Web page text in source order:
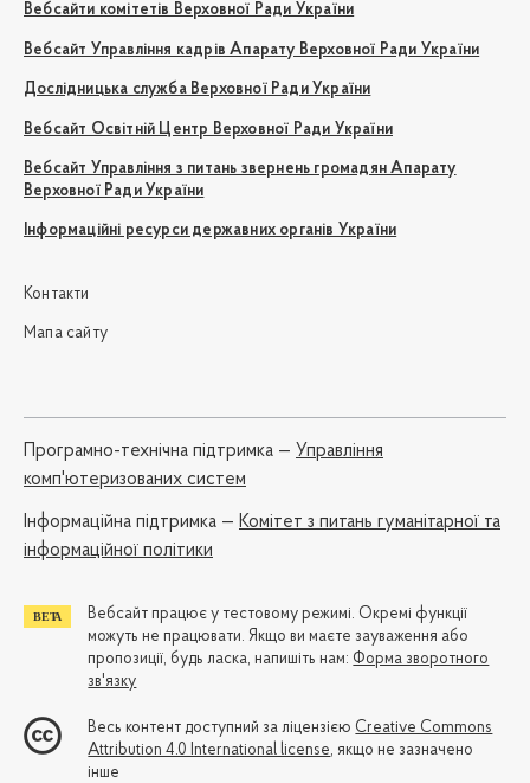
Вебсайти комітетів Верховної Ради України
Вебсайт Управління кадрів Апарату Верховної Ради України
Дослідницька служба Верховної Ради України
Вебсайт Освітній Центр Верховної Ради України
Вебсайт Управління з питань звернень громадян Апарату
Верховної Ради України
Інформаційні ресурси державних органів України
Контакти
Мапа сайту
Програмно-технічна підтримка — Управління
комп'ютеризованих систем
Iнформаційна підтримка — Комітет з питань гуманітарної та
інформаційної політики
Вебсайт працює у тестовому режимі. Окремі функції
можуть не працювати. Якщо ви маєте зауваження або
пропозиції, будь ласка, напишіть нам: Форма зворотного
зв'язку
Весь контент доступний за ліцензією Creative Commons
Attribution 4.0 International license, якщо не зазначено
інше